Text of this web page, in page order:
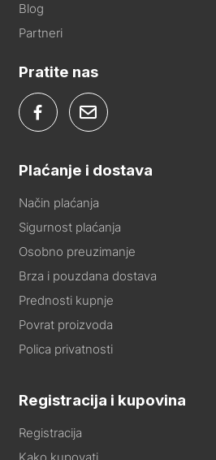
Blog
Partneri
Pratite nas
Plaćanje i dostava
Način plaćanja
Sigurnost plaćanja
Osobno preuzimanje
Brza i pouzdana dostava
Prednosti kupnje
Povrat proizvoda
Polica privatnosti
Registracija i kupovina
Registracija